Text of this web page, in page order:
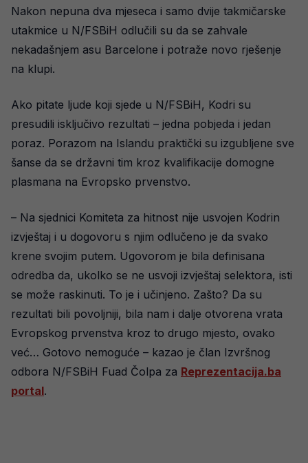
Nakon nepuna dva mjeseca i samo dvije takmičarske
utakmice u N/FSBiH odlučili su da se zahvale
nekadašnjem asu Barcelone i potraže novo rješenje
na klupi.
Ako pitate ljude koji sjede u N/FSBiH, Kodri su
presudili isključivo rezultati – jedna pobjeda i jedan
poraz. Porazom na Islandu praktički su izgubljene sve
šanse da se državni tim kroz kvalifikacije domogne
plasmana na Evropsko prvenstvo.
– Na sjednici Komiteta za hitnost nije usvojen Kodrin
izvještaj i u dogovoru s njim odlučeno je da svako
krene svojim putem. Ugovorom je bila definisana
odredba da, ukolko se ne usvoji izvještaj selektora, isti
se može raskinuti. To je i učinjeno. Zašto? Da su
rezultati bili povoljniji, bila nam i dalje otvorena vrata
Evropskog prvenstva kroz to drugo mjesto, ovako
već… Gotovo nemoguće – kazao je član Izvršnog
odbora N/FSBiH Fuad Čolpa za Reprezentacija.ba
portal.